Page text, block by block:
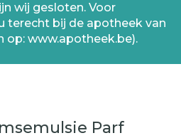
wij gesloten. Voor
terecht bij de apotheek van
op: www.apotheek.be).
Parf